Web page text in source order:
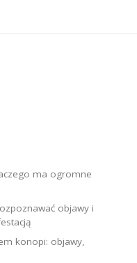
ma ogromne
objawy i
konopi: objawy,